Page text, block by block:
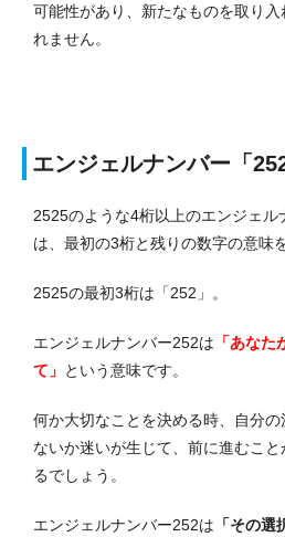
可能性があり、新たなものを取り
れません。
エンジェルナンバー「
2525のような4桁以上のエンジェル
は、最初の3桁と残りの数字の意味
2525の最初3桁は「252」。
エンジェルナンバー252は 「あな
て」 という意味です。
何か大切なことを決める時、自分
ないか迷いが生じて、前に進むこ
るでしょう。
エンジェルナンバー252は 「その